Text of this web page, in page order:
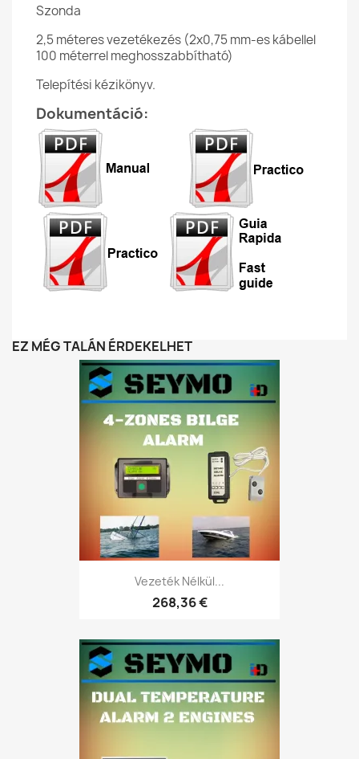
Szonda
2,5 méteres vezetékezés (2x0,75 mm-es kábellel
100 méterrel meghosszabbítható)
Telepítési kézikönyv.
Dokumentáció:
EZ MÉG TALÁN ÉRDEKELHET
Vezeték Nélkül...
268,36 €